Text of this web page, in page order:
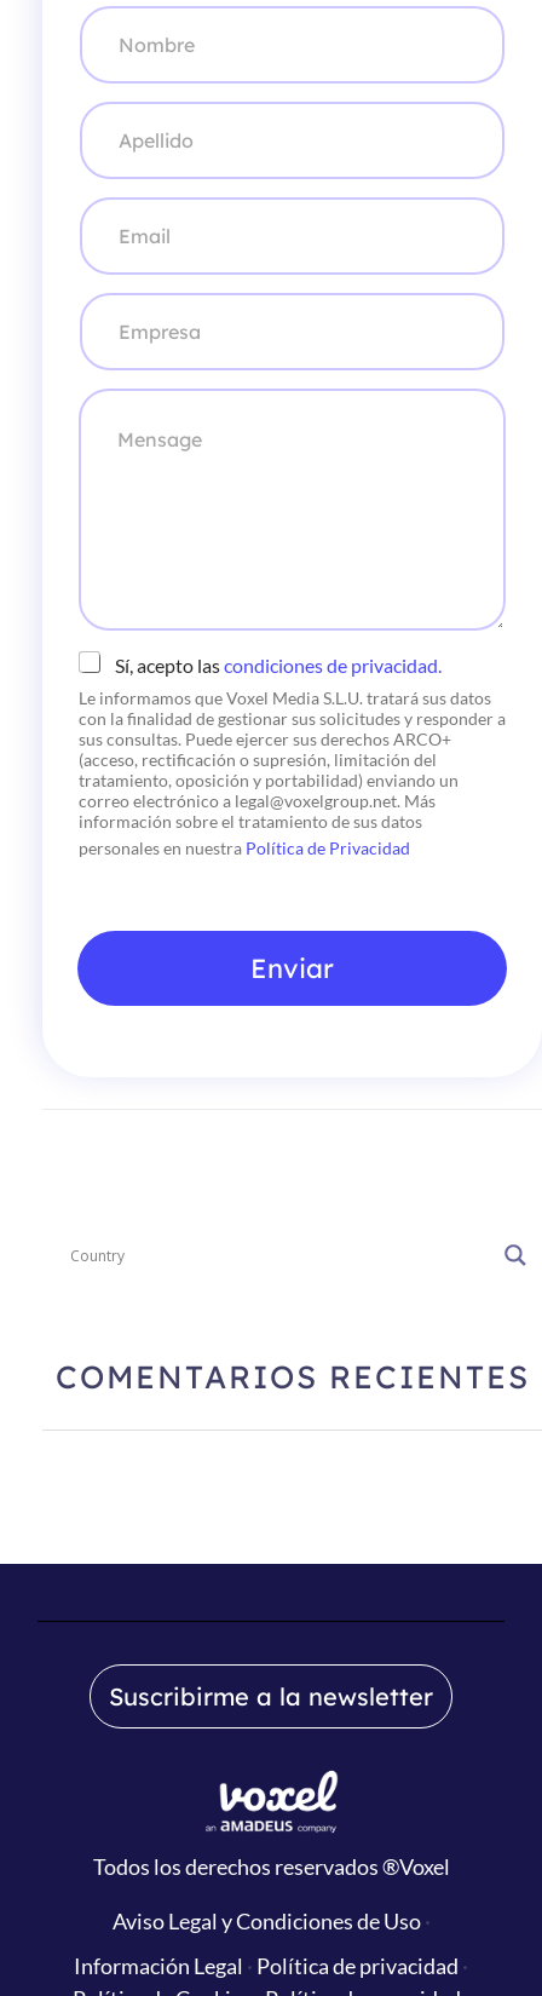
N
o
m
r
e
*
A
p
e
i
d
o
C
o
r
e
o
e
e
c
E
m
p
e
s
M
e
C
e
c
k
b
o
x
e
Sí, acepto lascondiciones de privacidad.
Le informamos que Voxel Media S.L.U. tratará sus datos
con la finalidad de gestionar sus solicitudes y responder a
sus consultas. Puede ejercer sus derechos ARCO+
(acceso, rectificación o supresión, limitación del
tratamiento, oposición y portabilidad) enviando un
correo electrónico a legal@voxelgroup.net. Más
información sobre el tratamiento de sus datos
personales en nuestra Política de Privacidad
Enviar
COMENTARIOS RECIENTES
Suscribirme a la newsletter
Todos los derechos reservados®Voxel
Aviso Legal y Condiciones de Uso·
Información Legal · Política de privacidad ·